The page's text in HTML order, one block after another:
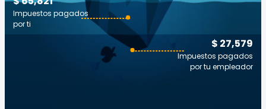
$ 27,579
Impuestos pagados
por tu empleador
Impuestos pagados
por ti